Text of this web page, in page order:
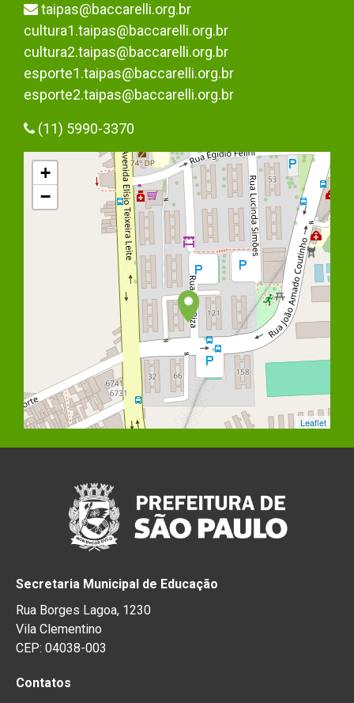
taipas@baccarelli.org.br
cultura1.taipas@baccarelli.org.br
cultura2.taipas@baccarelli.org.br
esporte1.taipas@baccarelli.org.br
esporte2.taipas@baccarelli.org.br
(11) 5990-3370
+
−
Leaflet
Secretaria Municipal de Educação
Rua Borges Lagoa, 1230
Vila Clementino
CEP: 04038-003
Contatos